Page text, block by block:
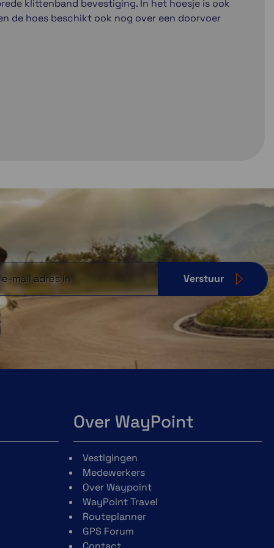
klittenband bevestiging. In het hoesje is ook
de hoes beschikt ook nog over een doorvoer
Verstuur
Over WayPoint
Vestigingen
Medewerkers
Over Waypoint
WayPoint Travel
Routeplanner
GPS Forum